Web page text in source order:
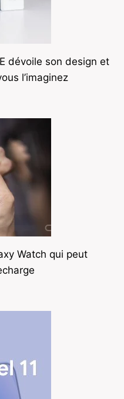
dévoile son design et
l’imaginez
Watch qui peut